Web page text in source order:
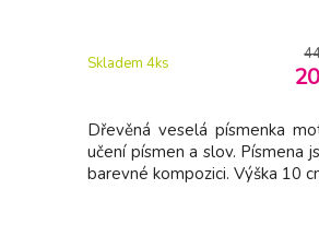
Skladem 4ks
Dřevěná veselá písmenka
učení písmen a slov. Písmena
barevné kompozici. Výška 10